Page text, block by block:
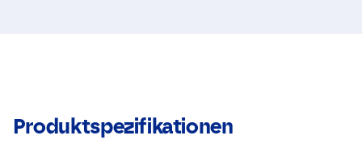
Produktspezifikationen